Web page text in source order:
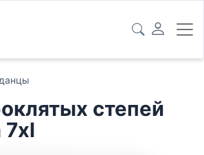
степей
7xl